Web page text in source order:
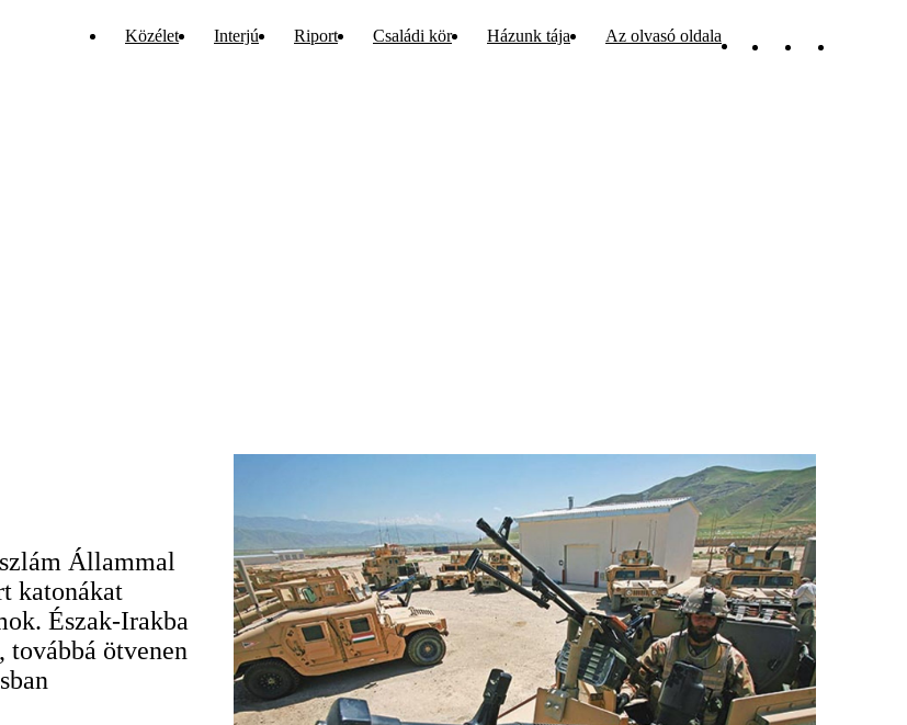
Közélet Interjú Riport Családi kör Házunk tája Az olvasó oldala
Állammal
katonákat
Észak-Irakba
továbbá ötvenen